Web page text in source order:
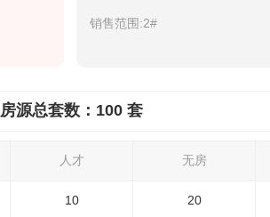
销售范围:2#
房源总套数：100 套
人才 无房
10 20